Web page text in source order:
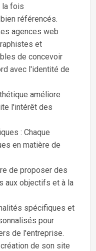
la fois
référencés.
agences web
et
de concevoir
avec l'identité de
améliore
l'intérêt des
: Chaque
en matière de
de proposer des
aux objectifs et à la
spécifiques et
pour
de l'entreprise.
de son site